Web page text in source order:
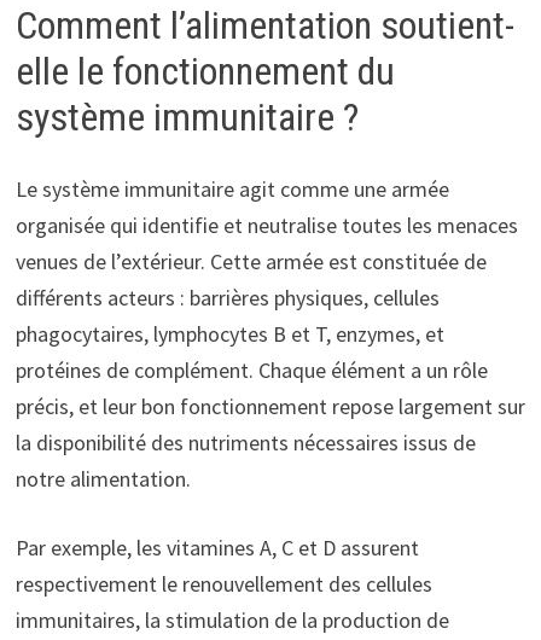
Comment l’alimentation soutient-
elle le fonctionnement du
système immunitaire ?
Le système immunitaire agit comme une armée
organisée qui identifie et neutralise toutes les menaces
venues de l’extérieur. Cette armée est constituée de
différents acteurs : barrières physiques, cellules
phagocytaires, lymphocytes B et T, enzymes, et
protéines de complément. Chaque élément a un rôle
précis, et leur bon fonctionnement repose largement sur
la disponibilité des nutriments nécessaires issus de
notre alimentation.
Par exemple, les vitamines A, C et D assurent
respectivement le renouvellement des cellules
immunitaires, la stimulation de la production de